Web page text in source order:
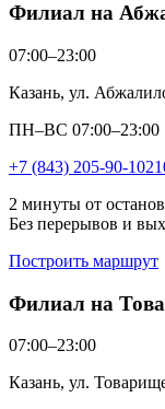
Филиал на
07:00–23:00
Казань, ул.
ПН–ВС 07:00–23:00
+7 (843) 205-90-10
2 минуты от
Без перерывов и
Построить маршрут
Филиал на
07:00–23:00
Казань, ул.